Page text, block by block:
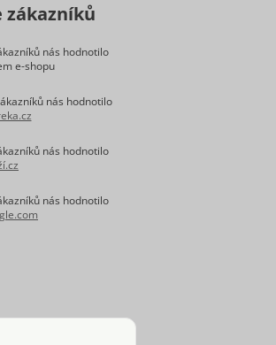
zákazníků
nás hodnotilo
e-shopu
nás hodnotilo
nás hodnotilo
nás hodnotilo